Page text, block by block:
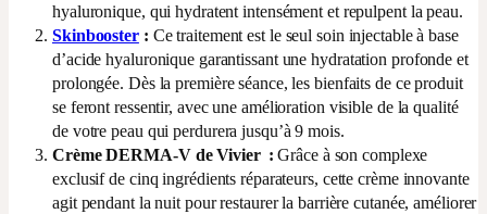
hyaluronique, qui hydratent intensément et repulpent la peau.
Skinbooster: Ce traitement est le seul soin injectable à base
d’acide hyaluronique garantissant une hydratation profonde et
prolongée. Dès la première séance, les bienfaits de ce produit
se feront ressentir, avec une amélioration visible de la qualité
de votre peau qui perdurera jusqu’à 9 mois.
Crème DERMA-V de Vivier : Grâce à son complexe
exclusif de cinq ingrédients réparateurs, cette crème innovante
agit pendant la nuit pour restaurer la barrière cutanée, améliorer